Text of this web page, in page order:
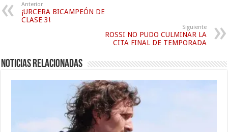
Anterior
¡URCERA BICAMPEÓN DE
CLASE 3!
Siguiente
ROSSI NO PUDO CULMINAR LA
CITA FINAL DE TEMPORADA
Noticias relacionadas